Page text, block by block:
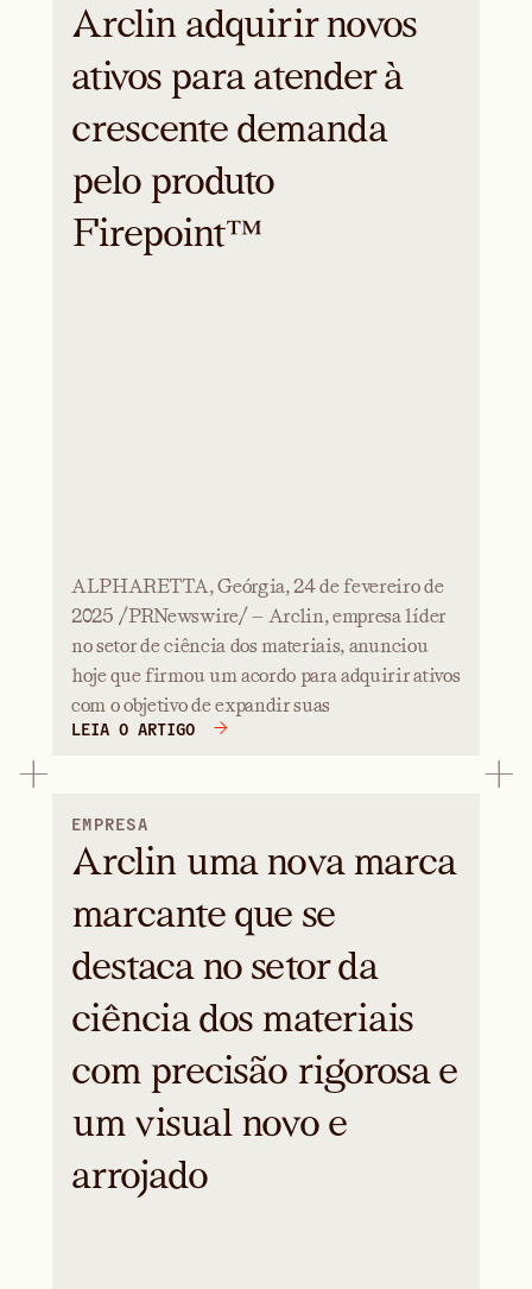
Arclin adquirir novos
ativos para atender à
crescente demanda
pelo produto
Firepoint™
ALPHARETTA, Geórgia, 24 de fevereiro de
2025 /PRNewswire/ — Arclin, empresa líder
no setor de ciência dos materiais, anunciou
hoje que firmou um acordo para adquirir ativos
com o objetivo de expandir suas
LEIA O ARTIGO
EMPRESA
Arclin uma nova marca
marcante que se
destaca no setor da
ciência dos materiais
com precisão rigorosa e
um visual novo e
arrojado